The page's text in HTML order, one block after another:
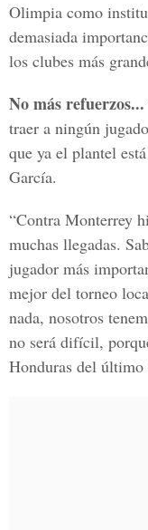
Olimpia como
demasiada
los clubes más
No más refuerzos...
traer a ningún
que ya el plantel
García.
“Contra Monterrey
muchas llegadas.
jugador más
mejor del torneo
nada, nosotros
no será difícil,
Honduras del último